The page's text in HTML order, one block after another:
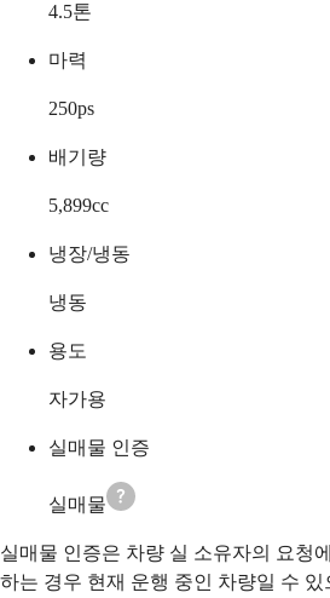
4.5톤
마력
250ps
배기량
5,899cc
냉장/냉동
냉동
용도
자가용
실매물 인증
실매물
실매물 인증은 차량 실 소유자의 요청
하는 경우 현재 운행 중인 차량일 수